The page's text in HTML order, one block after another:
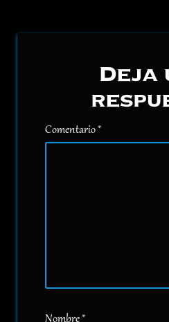
Deja
Comentario*